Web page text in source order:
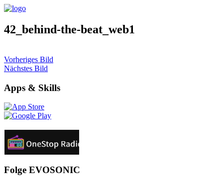
42_behind-the-beat_web1
Vorheriges Bild
Nächstes Bild
Apps & Skills
Folge EVOSONIC